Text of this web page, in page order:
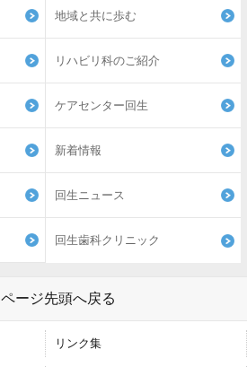
地域と共に歩む
リハビリ科のご紹介
ケアセンター回生
新着情報
回生ニュース
回生歯科クリニック
ページ先頭へ戻る
リンク集